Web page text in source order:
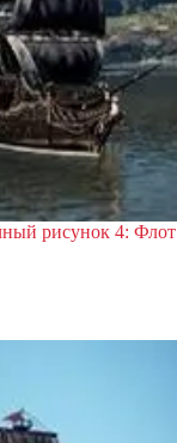
рисунок 4: Флот